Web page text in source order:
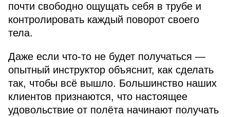
почти свободно ощущать себя в трубе и
контролировать каждый поворот своего
тела.
Даже если что-то не будет получаться —
опытный инструктор объяснит, как сделать
так, чтобы всё вышло. Большинство наших
клиентов признаются, что настоящее
удовольствие от полёта начинают получать